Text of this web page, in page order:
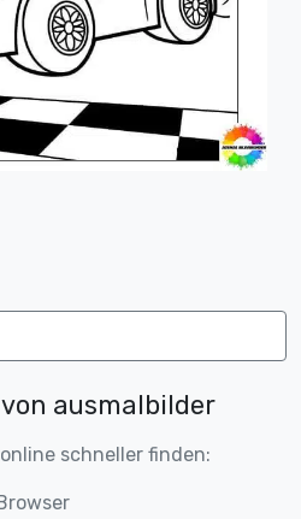
ausmalbilder
schneller finden: